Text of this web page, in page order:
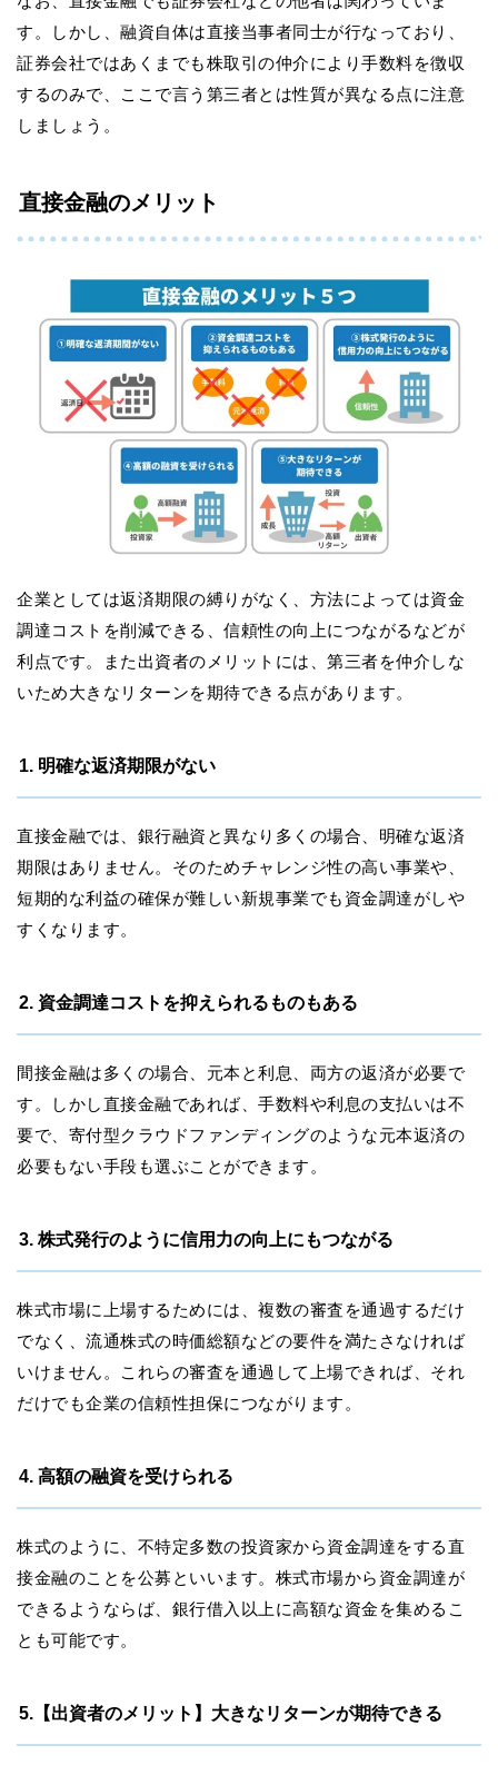
す。しかし、融資自体は直接当事者同士が行なっており、
証券会社ではあくまでも株取引の仲介により手数料を徴収
するのみで、ここで言う第三者とは性質が異なる点に注意
しましょう。
直接金融のメリット
企業としては返済期限の縛りがなく、方法によっては資金
調達コストを削減できる、信頼性の向上につながるなどが
利点です。また出資者のメリットには、第三者を仲介しな
いため大きなリターンを期待できる点があります。
1. 明確な返済期限がない
直接金融では、銀行融資と異なり多くの場合、明確な返済
期限はありません。そのためチャレンジ性の高い事業や、
短期的な利益の確保が難しい新規事業でも資金調達がしや
すくなります。
2. 資金調達コストを抑えられるものもある
間接金融は多くの場合、元本と利息、両方の返済が必要で
す。しかし直接金融であれば、手数料や利息の支払いは不
要で、寄付型クラウドファンディングのような元本返済の
必要もない手段も選ぶことができます。
3. 株式発行のように信用力の向上にもつながる
株式市場に上場するためには、複数の審査を通過するだけ
でなく、流通株式の時価総額などの要件を満たさなければ
いけません。これらの審査を通過して上場できれば、それ
だけでも企業の信頼性担保につながります。
4. 高額の融資を受けられる
株式のように、不特定多数の投資家から資金調達をする直
接金融のことを公募といいます。株式市場から資金調達が
できるようならば、銀行借入以上に高額な資金を集めるこ
とも可能です。
5.【出資者のメリット】大きなリターンが期待できる